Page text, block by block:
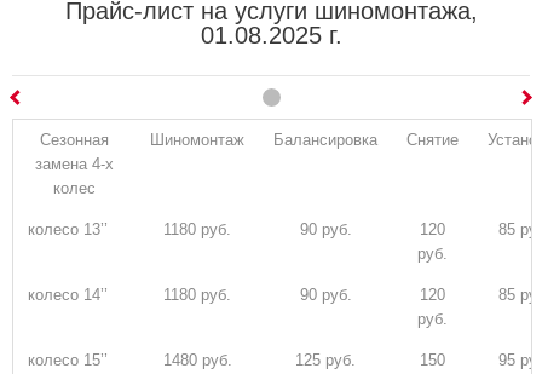
Прайс-лист на услуги шиномонтажа,
01.08.2025 г.
Сезонная
замена 4-х
колес
Шиномонтаж Балансировка Снятие
колесо 13’’ 1180 руб. 90 руб.
120
руб.
85
колесо 14’’ 1180 руб. 90 руб.
120
руб.
85
колесо 15’’ 1480 руб. 125 руб.
150
95